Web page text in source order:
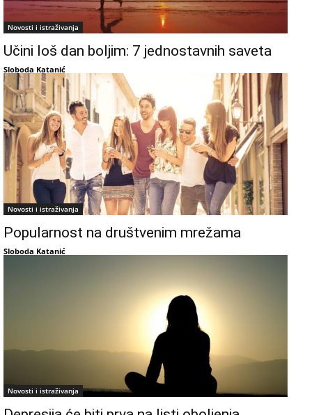
Novosti i istraživanja
Učini loš dan boljim: 7 jednostavnih saveta
Sloboda Katanić
Novosti i istraživanja
Popularnost na društvenim mrežama
Sloboda Katanić
Novosti i istraživanja